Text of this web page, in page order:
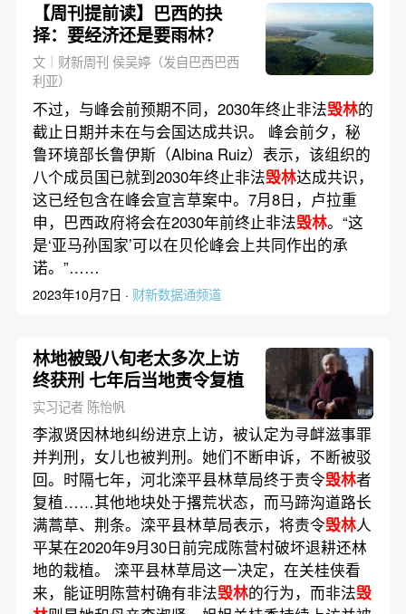
【周刊提前读】巴西的抉
择：要经济还是要雨林？
文｜财新周刊 侯吴婷（发自巴西巴西
利亚）
不过，与峰会前预期不同，2030年终止非法毁林的
截止日期并未在与会国达成共识。 峰会前夕，秘
鲁环境部长鲁伊斯（Albina Ruiz）表示，该组织的
八个成员国已就到2030年终止非法毁林达成共识，
这已经包含在峰会宣言草案中。7月8日，卢拉重
申，巴西政府将会在2030年前终止非法毁林。“这
是‘亚马孙国家’可以在贝伦峰会上共同作出的承
诺。”……
2023年10月7日 · 财新数据通频道
林地被毁八旬老太多次上访
终获刑 七年后当地责令复植
实习记者 陈怡帆
李淑贤因林地纠纷进京上访，被认定为寻衅滋事罪
并判刑，女儿也被判刑。她们不断申诉，不断被驳
回。时隔七年，河北滦平县林草局终于责令毁林者
复植……其他地块处于撂荒状态，而马蹄沟道路长
满蒿草、荆条。滦平县林草局表示，将责令毁林人
平某在2020年9月30日前完成陈营村破坏退耕还林
地的栽植。 滦平县林草局这一决定，在关桂侠看
来，能证明陈营村确有非法毁林的行为，而非法毁